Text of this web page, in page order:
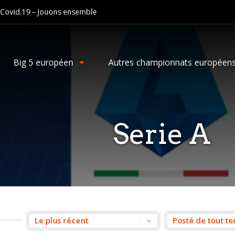
Covid.19 – Jouons ensemble
Big 5 européen Autres championnats européens
Serie A